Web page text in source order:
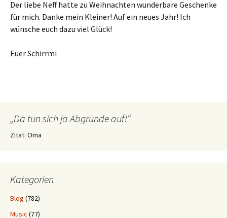
Der liebe Neff hatte zu Weihnachten wunderbare Geschenke
für mich. Danke mein Kleiner! Auf ein neues Jahr! Ich
wünsche euch dazu viel Glück!
Euer Schirrmi
„Da tun sich ja Abgründe auf!“
Zitat: Oma
Kategorien
Blog (782)
Music (77)